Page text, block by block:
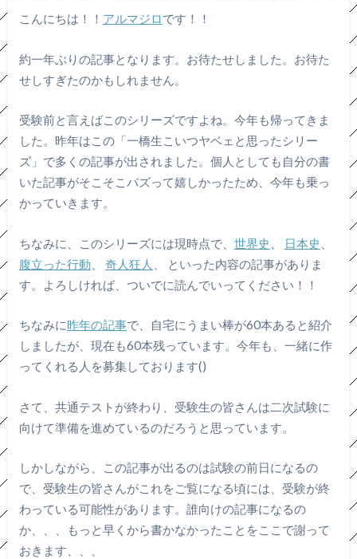
こんにちは！！ アルマジロ です！！
約一年ぶりの記事となります。お待たせしました。お待た
せしすぎたのかもしれません。
受験前と言えばこのシリーズですよね。今年も帰ってきま
した。昨年はこの「一橋生こいつヤベェと思ったシリー
ズ」で多くの記事が出されました。個人としても自分の書
いた記事がそこそこバズって嬉しかったため、今年も乗っ
かっていきます。
ちなみに、このシリーズには現時点で、 世界史 日本史
腹立った行動
奇人狂人
、 といった内容の記事がありま
す。よろしければ、ついでに読んでいってください！！
ちなみに昨年の記事で、自宅にうまい棒が60本あると紹介
しましたが、現在も60本残っています。今年も、一緒に作
ってくれる人を募集しております()
さて、共通テストが終わり、受験生の皆さんは二次試験に
向けて準備を進めているのだろうと思っています。
しかしながら、この記事が出るのは試験の前日になるの
で、受験生の皆さんがこれをご覧になる頃には、受験が終
わっている可能性があります。誰向けの記事になるの
か、、、もっと早くから書かなかったことをここで謝って
おきます、、、